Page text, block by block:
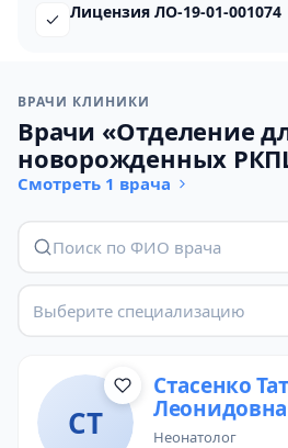
Лицензия ЛО-19-01-001074
ВРАЧИ КЛИНИКИ
Врачи «Отделение
новорожденных
Смотреть 1 врача
Выберите специализацию
СТ
Стасенко
Леонидовна
неонатолог